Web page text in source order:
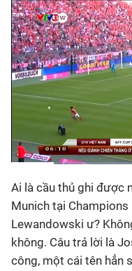
Sự kiện
Bóng đá
Thể thao Điện tử
Các môn khác
VIDEO
Bên lề
Ai là cầu thủ ghi được
Munich tại
Lewandowski ư?
không. Câu trả lời là
công, một cái tên hẳn